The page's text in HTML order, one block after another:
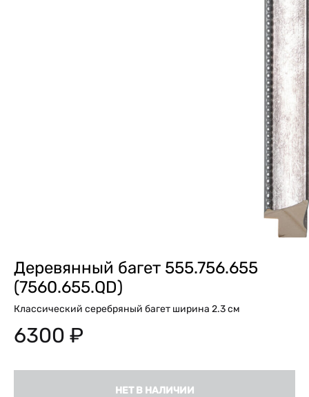
Деревянный багет 555.756.655
(7560.655.QD)
Классический серебряный багет ширина 2.3 см
6300 ₽
НЕТ В НАЛИЧИИ